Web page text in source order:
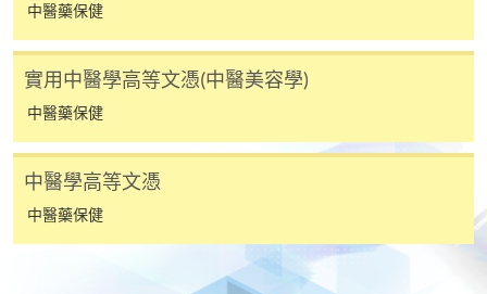
定繳費靈網上密碼。有關如何申請繳費靈戶口及密
碼，請瀏覽繳費靈網址http://www.ppshk.com
*信用咭網上繳費服務- 申請人可以 VISA 或
Mastercard卡」）繳付學費。
*香港大學專業進修學院Mastercard卡持有人如欲享用十個
月免息分期付款優惠，必須親臨本學院設有報名服務的教
中醫藥保健
實用中醫學高等文憑(中醫美容學)
中醫藥保健
中醫學高等文憑
中醫藥保健